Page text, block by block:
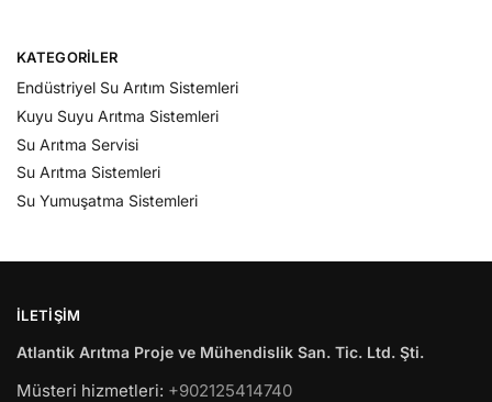
KATEGORILER
Endüstriyel Su Arıtım Sistemleri
Kuyu Suyu Arıtma Sistemleri
Su Arıtma Servisi
Su Arıtma Sistemleri
Su Yumuşatma Sistemleri
İLETIŞIM
Atlantik Arıtma Proje ve Mühendislik San. Tic. Ltd. Şti.
Müsteri hizmetleri: +902125414740